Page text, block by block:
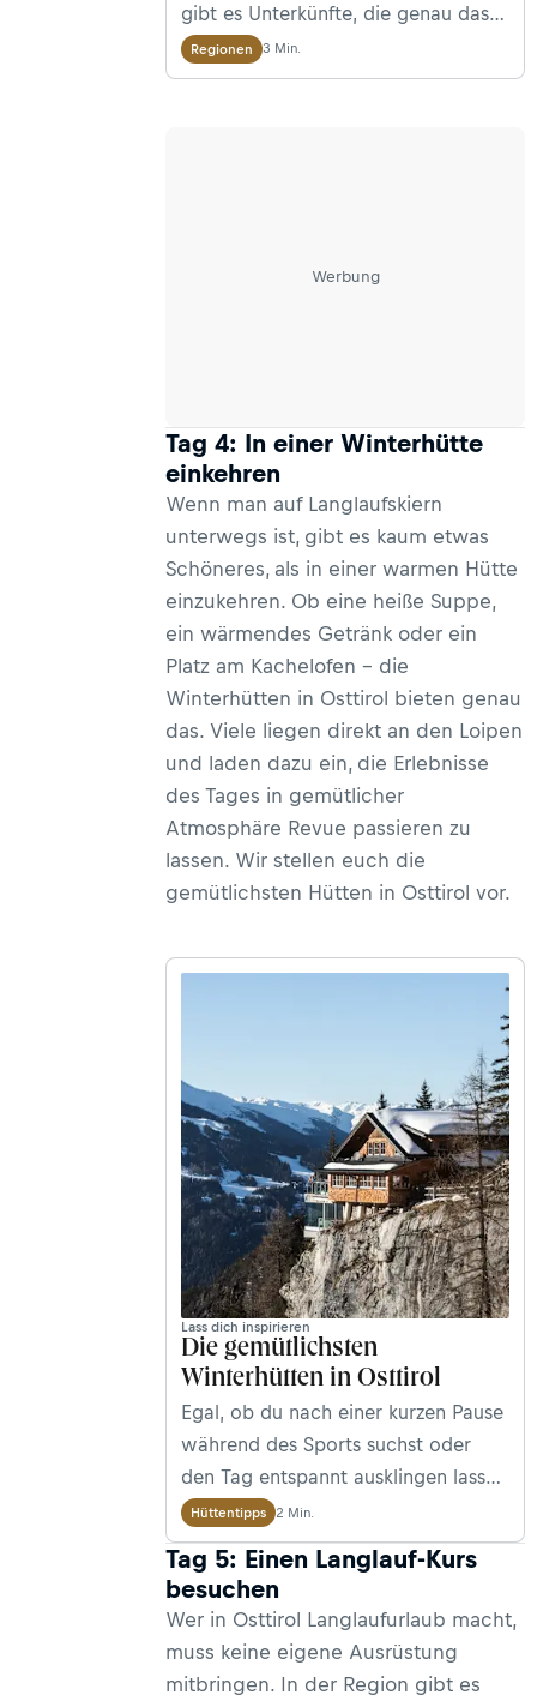
gibt es Unterkünfte, die genau das
möglich machen. Ob Almhütte,
Pension oder Hotel – hier findest du
Regionen 3 Min.
Werbung
Tag 4: In einer Winterhütte
einkehren
Wenn man auf Langlaufskiern
unterwegs ist, gibt es kaum etwas
Schöneres, als in einer warmen Hütte
einzukehren. Ob eine heiße Suppe,
ein wärmendes Getränk oder ein
Platz am Kachelofen – die
Winterhütten in Osttirol bieten genau
das. Viele liegen direkt an den Loipen
und laden dazu ein, die Erlebnisse
des Tages in gemütlicher
Atmosphäre Revue passieren zu
lassen. Wir stellen euch die
gemütlichsten Hütten in Osttirol vor.
Lass dich inspirieren
Die gemütlichsten
Winterhütten in Osttirol
Egal, ob du nach einer kurzen Pause
während des Sports suchst oder
den Tag entspannt ausklingen lassen
möchtest – die Winterhütten in
Osttirol sind der perfekte Ort dafür.
Hier kannst du dich aufwärmen,
regionale Speisen genießen und die
winterliche Stimmung in vollen
Zügen erleben.
Hüttentipps 2 Min.
Tag 5: Einen Langlauf-Kurs
besuchen
Wer in Osttirol Langlaufurlaub macht,
muss keine eigene Ausrüstung
mitbringen. In der Region gibt es